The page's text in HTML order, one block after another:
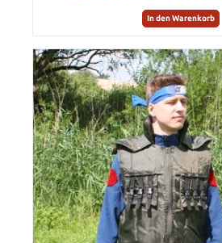
In den Warenkorb